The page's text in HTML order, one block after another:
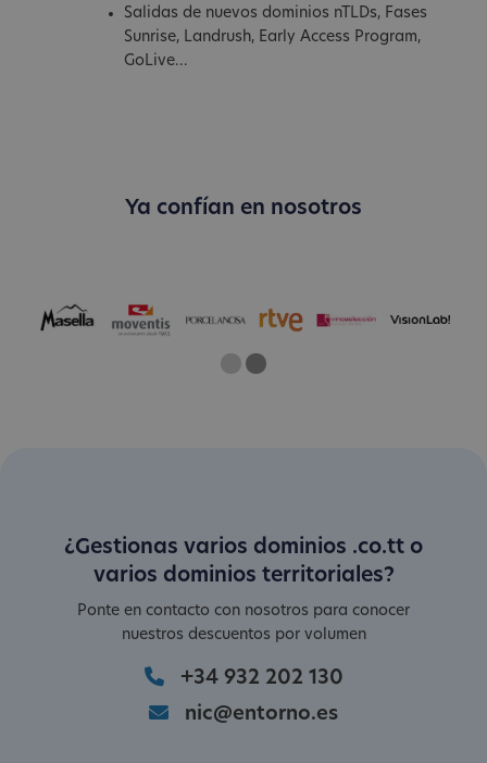
Salidas de nuevos dominios nTLDs, Fases
Sunrise, Landrush, Early Access Program,
GoLive...
Ya confían en nosotros
OneTwo
Current Slide
¿Gestionas varios dominios .co.tt o
varios dominios territoriales?
Ponte en contacto con nosotros para conocer
nuestros descuentos por volumen
+34 932 202 130
nic@entorno.es